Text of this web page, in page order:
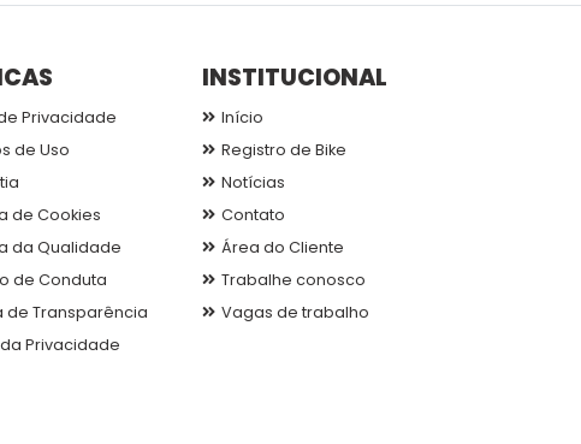
Privacidade
de Uso
de Cookies
da Qualidade
de Conduta
de Transparência
Privacidade
INSTITUCIONAL
Início
Registro de Bike
Notícias
Contato
Área do Cliente
Trabalhe conosco
Vagas de trabalho